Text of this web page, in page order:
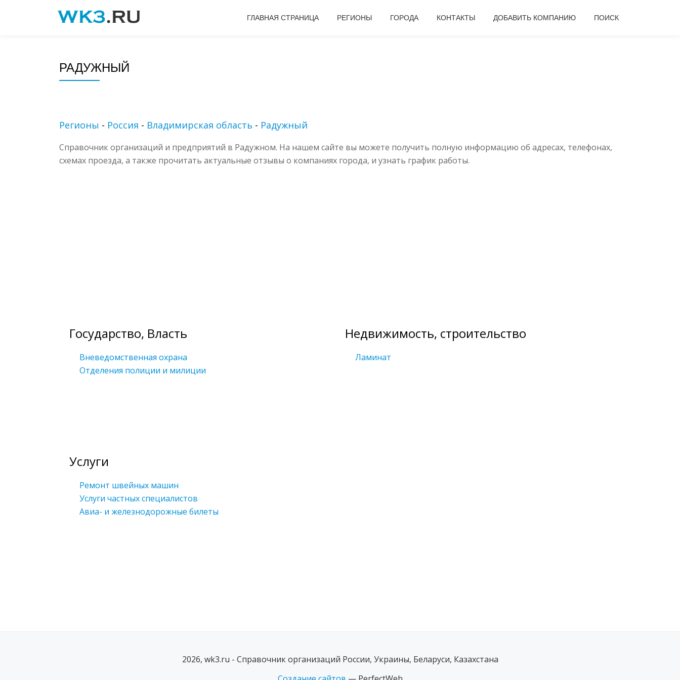
ГЛАВНАЯ СТРАНИЦА РЕГИОНЫ ГОРОДА КОНТАКТЫ ДОБАВИТЬ КОМПАНИЮ ПОИСК
РАДУЖНЫЙ
Регионы - Россия - Владимирская область - Радужный
Справочник организаций и предприятий в Радужном. На нашем сайте вы можете получить полную информацию об адресах, телефонах,
схемах проезда, а также прочитать актуальные отзывы о компаниях города, и узнать график работы.
Государство, Власть
Вневедомственная охрана
Отделения полиции и милиции
Недвижимость, строительство
Ламинат
Услуги
Ремонт швейных машин
Услуги частных специалистов
Авиа- и железнодорожные билеты
2026, wk3.ru - Справочник организаций России, Украины, Беларуси, Казахстана